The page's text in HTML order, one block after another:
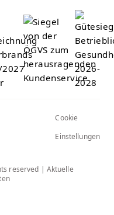
Cookie
Einstellungen
reserved | Aktuelle